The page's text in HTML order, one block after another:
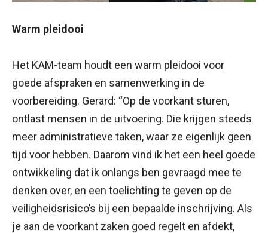
Warm pleidooi
Het KAM-team houdt een warm pleidooi voor
goede afspraken en samenwerking in de
voorbereiding. Gerard: “Op de voorkant sturen,
ontlast mensen in de uitvoering. Die krijgen steeds
meer administratieve taken, waar ze eigenlijk geen
tijd voor hebben. Daarom vind ik het een heel goede
ontwikkeling dat ik onlangs ben gevraagd mee te
denken over, en een toelichting te geven op de
veiligheidsrisico’s bij een bepaalde inschrijving. Als
je aan de voorkant zaken goed regelt en afdekt,